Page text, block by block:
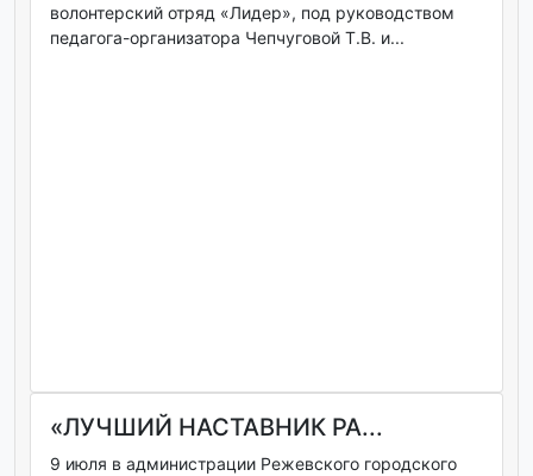
волонтерский отряд «Лидер», под руководством
педагога-организатора Чепчуговой Т.В. и...
«ЛУЧШИЙ НАСТАВНИК РА...
9 июля в администрации Режевского городского